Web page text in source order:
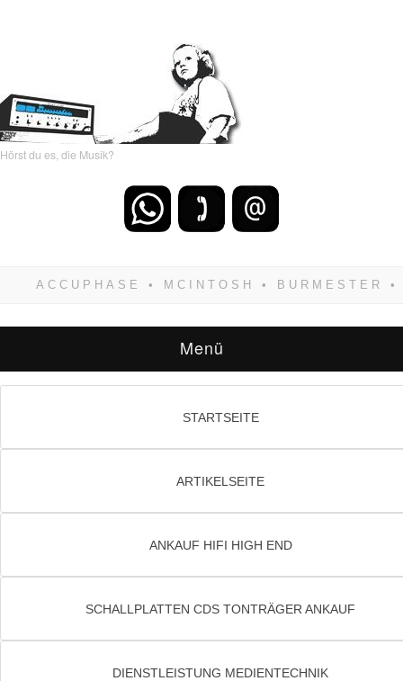
Hörst du es, die Musik?
zwangsläufig siegen! Und noch was: Hifi
Menü
STARTSEITE
ARTIKELSEITE
ANKAUF HIFI HIGH END
SCHALLPLATTEN CDS TONTRÄGER ANKAUF
DIENSTLEISTUNG MEDIENTECHNIK